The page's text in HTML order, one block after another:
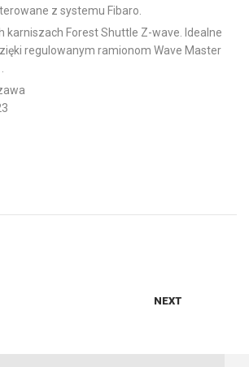
z systemu Fibaro.
karniszach Forest Shuttle Z-wave. Idealne
regulowanym ramionom Wave Master
NEXT